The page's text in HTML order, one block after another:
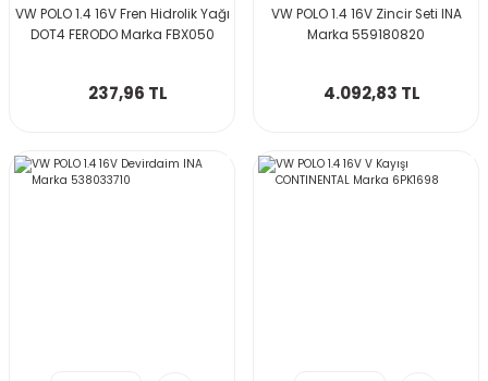
VW POLO 1.4 16V Fren Hidrolik Yağı
DOT4 FERODO Marka FBX050
237,96 TL
VW POLO 1.4 16V Zincir Seti INA
Marka 559180820
4.092,83 TL